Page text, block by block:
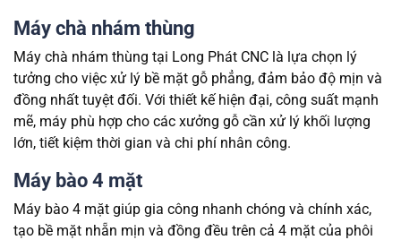
Máy chà nhám thùng
Máy chà nhám thùng tại Long Phát CNC là lựa chọn lý
tưởng cho việc xử lý bề mặt gỗ phẳng, đảm bảo độ mịn và
đồng nhất tuyệt đối. Với thiết kế hiện đại, công suất mạnh
mẽ, máy phù hợp cho các xưởng gỗ cần xử lý khối lượng
lớn, tiết kiệm thời gian và chi phí nhân công.
Máy bào 4 mặt
Máy bào 4 mặt giúp gia công nhanh chóng và chính xác,
tạo bề mặt nhẵn mịn và đồng đều trên cả 4 mặt của phôi